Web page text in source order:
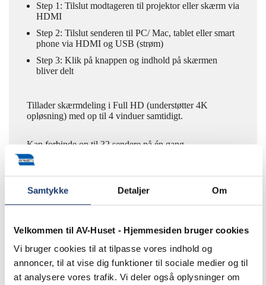
Samtykke Detaljer Om
Velkommen til AV-Huset - Hjemmesiden bruger cookies
Vi bruger cookies til at tilpasse vores indhold og
annoncer, til at vise dig funktioner til sociale medier og til
at analysere vores trafik. Vi deler også oplysninger om
Step 1: Tilslut modtageren til projektor eller skærm via
HDMI
Step 2: Tilslut senderen til PC/ Mac, tablet eller smart
phone via HDMI og USB (strøm)
Step 3: Klik på knappen og indhold på skærmen
bliver delt
Tillader skærmdeling i Full HD (understøtter 4K
opløsning) med op til 4 vinduer samtidigt.
Kan forbinde op til 32 sendere på én gang.
Tilbud kr. 6.820,- ekskl. moms og fragt
Interesseret? Tag fat i os på telefon 5577 4030
emailinfo@av-huset.dk.